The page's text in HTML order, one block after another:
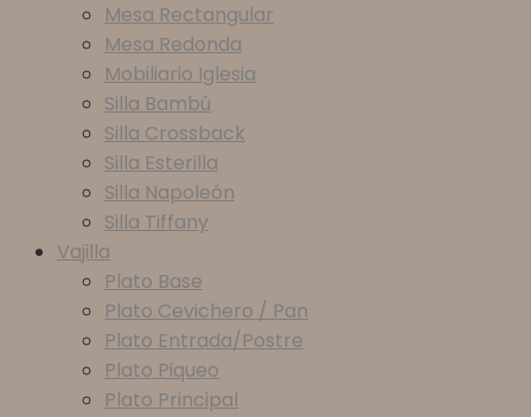
Mesa Rectangular
Mesa Redonda
Mobiliario Iglesia
Silla Bambú
Silla Crossback
Silla Esterilla
Silla Napoleón
Silla Tiffany
Vajilla
Plato Base
Plato Cevichero / Pan
Plato Entrada/Postre
Plato Piqueo
Plato Principal